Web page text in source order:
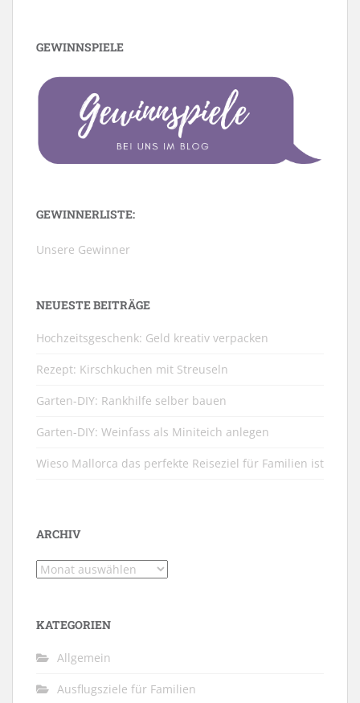
GEWINNSPIELE
GEWINNERLISTE:
Unsere Gewinner
NEUESTE BEITRÄGE
Hochzeitsgeschenk: Geld kreativ verpacken
Rezept: Kirschkuchen mit Streuseln
Garten-DIY: Rankhilfe selber bauen
Garten-DIY: Weinfass als Miniteich anlegen
Wieso Mallorca das perfekte Reiseziel für Familien ist
ARCHIV
Archiv
KATEGORIEN
Allgemein
Ausflugsziele für Familien